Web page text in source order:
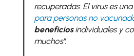
recuperadas. El virus es
para personas no
beneficiosindividuales y
muchos".